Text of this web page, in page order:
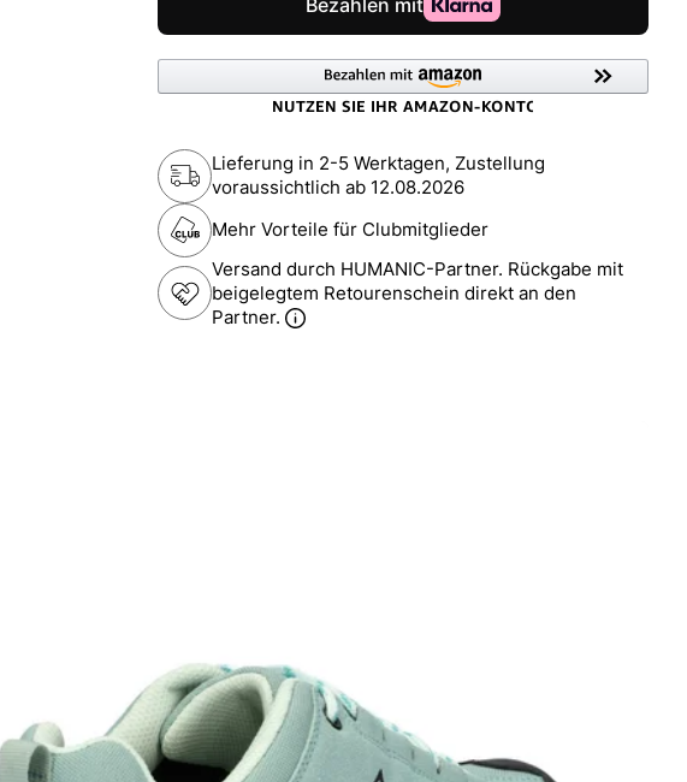
Lieferung in 2-5 Werktagen, Zustellung
voraussichtlich ab 12.08.2026
Mehr Vorteile für Clubmitglieder
Versand durch HUMANIC-Partner. Rückgabe mit
beigelegtem Retourenschein direkt an den
Partner.